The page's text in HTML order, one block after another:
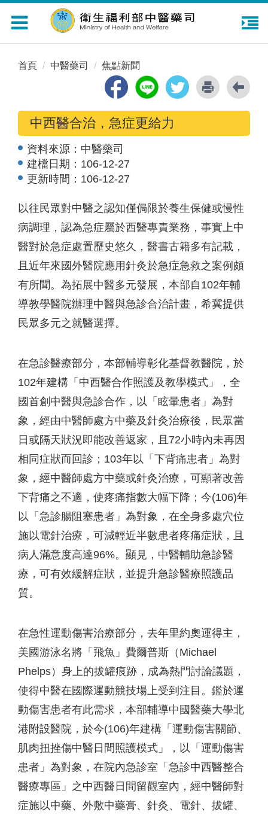
Toggle
navigation
首頁 中醫藥司 焦點新聞
中西醫合治，急症更給力
資料來源： 中醫藥司
建檔日期： 106-12-27
更新時間： 106-12-27
以往民眾對中醫之認知僅侷限於養生保健或慢性
病調理，認為急症屬於西醫專責業務，事實上中
醫對於急症處置歷史悠久，醫書古籍多有記載，
且近年來國外醫院應用針灸於急症急救之案例頗
有所聞。為拓展中醫多元發展，本部自102年輔
導教學醫院辦理中醫與急診合治計畫，希冀提供
民眾多元之就醫選擇。
在急診醫療部分，本部輔導彰化基督教醫院，於
102年建構「中西醫合作照護及教學模式」，全
國首創中醫與急診合作，以「眩暈患者」為對
象，經由中醫師處方中藥及針灸治療後，民眾當
日或隔天狀況即能改善返家，且72小時內未再因
相同症狀而回診；103年以「下背痛患者」為對
象，經中醫師處方中藥或針灸治療，可顯著改善
下背痛之不適，使疼痛指數大幅下降；今(106)年
以「急診腸阻塞患者」為對象，在全身多處穴位
施以電針治療，可減輕近半數患者疼痛症狀，且
病人滿意度高達96%。顯見，中醫輔助急診醫
療，可有效緩解症狀，並提升急診醫療照護品
質。
在急性運動傷害治療部分，去年里約奧運得主，
美國游泳名將「飛魚」費爾普斯（Michael
Phelps）身上的拔罐痕跡，成為熱門討論議題，
使得中醫在國際運動競技場上受到注目。鑑於運
動傷害患者有此需求，本部輔導中國醫藥大學北
港附設醫院，於今(106)年建構「運動傷害關節、
肌肉扭挫傷中醫日間照護模式」，以「運動傷害
患者」為對象，在院內急診室「急診中西醫整合
醫療專區」之中西醫日間留觀室內，經中醫師對
症施以中藥、外敷中藥膏、針灸、電針、拔罐、